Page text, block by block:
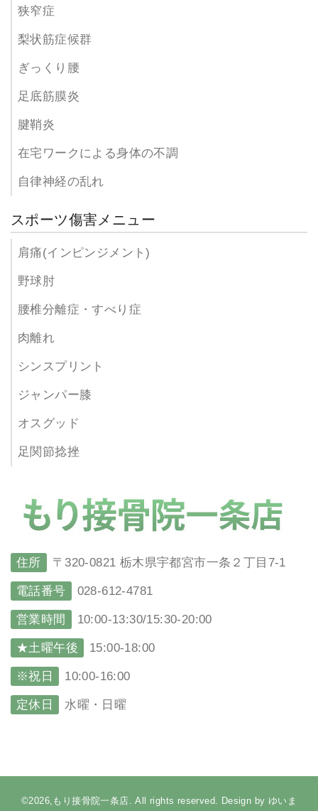
狭窄症
梨状筋症候群
ぎっくり腰
足底筋膜炎
腱鞘炎
在宅ワークによる身体の不調
自律神経の乱れ
スポーツ傷害メニュー
肩痛(インピンジメント)
野球肘
腰椎分離症・すべり症
肉離れ
シンスプリント
ジャンパー膝
オスグッド
足関節捻挫
住所 〒320-0821 栃木県宇都宮市一条２丁目7-1
電話番号 028-612-4781
営業時間 10:00-13:30/15:30-20:00
★土曜午後 15:00-18:00
※祝日 10:00-16:00
定休日 水曜・日曜
©2026,もり接骨院一条店. All rights reserved. Design by ゆいま